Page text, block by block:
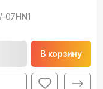
07HN1
В корзину